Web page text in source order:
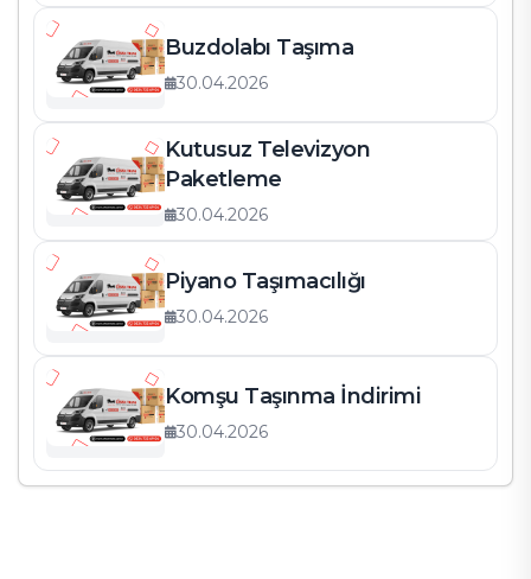
Buzdolabı Taşıma
30.04.2026
Kutusuz Televizyon
Paketleme
30.04.2026
Piyano Taşımacılığı
30.04.2026
Komşu Taşınma İndirimi
30.04.2026